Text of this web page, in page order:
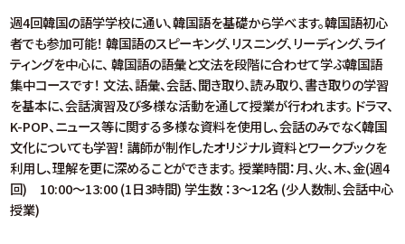
週4回韓国の語学学校に通い、韓国語を基礎から学べます。韓国語初心
者でも参加可能！ 韓国語のスピーキング、リスニング、リーディング、ライ
ティングを中心に、 韓国語の語彙と文法を段階に合わせて学ぶ韓国語
集中コースです！ 文法、語彙、会話、聞き取り、読み取り、書き取りの学習
を基本に、会話演習及び多様な活動を通して授業が行われます。 ドラマ、
K-POP、ニュース等に関する多様な資料を使用し、会話のみでなく韓国
文化についても学習！ 講師が制作したオリジナル資料とワークブックを
利用し、理解を更に深めることができます。 授業時間：月、火、木、金(週4
回) 10:00～13:00 (1日3時間) 学生数 ：3～12名 (少人数制、会話中心
授業)